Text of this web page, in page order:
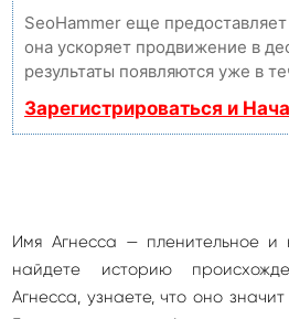
SeoHammer еще
она ускоряет продвижение в
результаты появляются уже в
Зарегистрироваться и
Имя Агнесса — пленительное и
найдете историю
Агнесса, узнаете, что оно